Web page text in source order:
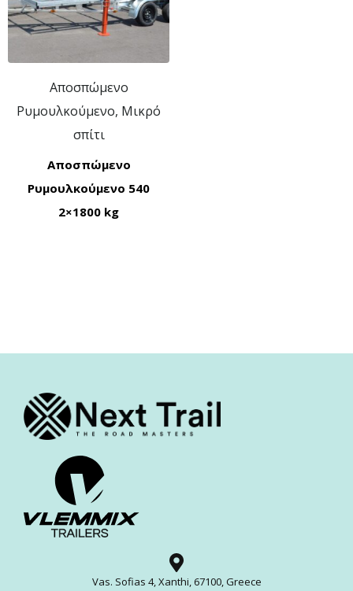
Αποσπώμενο
Ρυμουλκούμενο, Μικρό
σπίτι
Αποσπώμενο
Ρυμουλκούμενο 540
2×1800 kg
Vas. Sofias 4, Xanthi, 67100, Greece